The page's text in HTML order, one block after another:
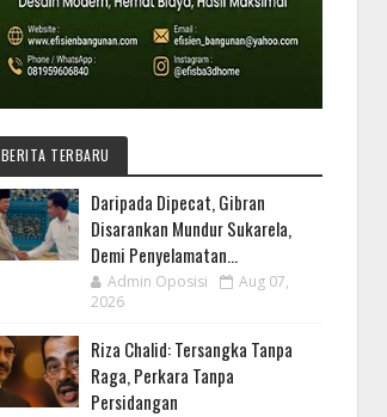
BERITA TERBARU
Daripada Dipecat, Gibran
Disarankan Mundur Sukarela,
Demi Penyelamatan...
Admin Oposisi
Aug 07,
2026
Riza Chalid: Tersangka Tanpa
Raga, Perkara Tanpa
Persidangan